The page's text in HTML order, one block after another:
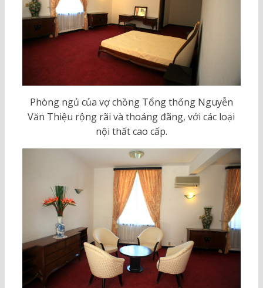
Phòng ngủ của vợ chồng Tổng thống Nguyễn
Văn Thiệu rộng rãi và thoáng đãng, với các loại
nội thất cao cấp.